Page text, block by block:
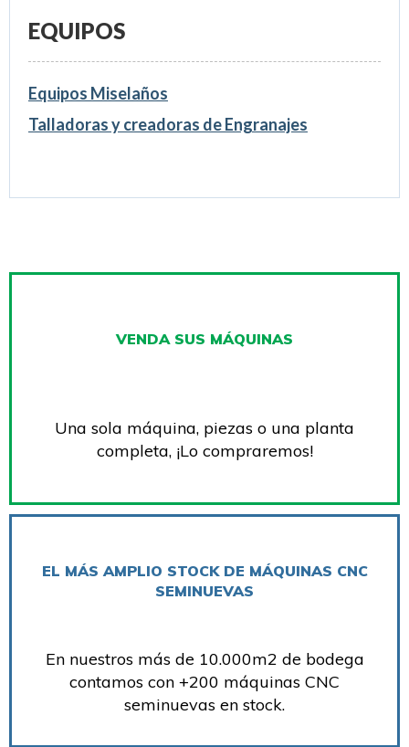
EQUIPOS
Equipos Miselaños
Talladoras y creadoras de Engranajes
VENDA SUS MÁQUINAS
Una sola máquina, piezas o una planta
completa, ¡Lo compraremos!
EL MÁS AMPLIO STOCK DE MÁQUINAS CNC
SEMINUEVAS
En nuestros más de 10.000m2 de bodega
contamos con +200 máquinas CNC
seminuevas en stock.